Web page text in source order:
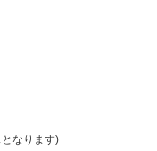
なります)